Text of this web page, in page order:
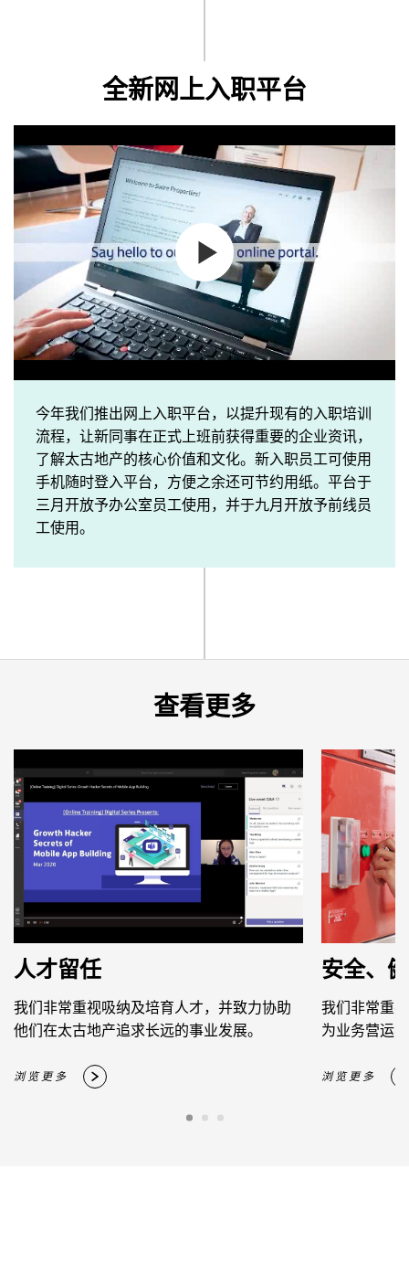
全新网上入职平台
今年我们推出网上入职平台，以提升现有的入职培训
流程，让新同事在正式上班前获得重要的企业资讯，
了解太古地产的核心价值和文化。新入职员工可使用
手机随时登入平台，方便之余还可节约用纸。平台于
三月开放予办公室员工使用，并于九月开放予前线员
工使用。
查看更多
人才留任
我们非常重视吸纳及培育人才，并致力协助
他们在太古地产追求长远的事业发展。
浏览更多
安全、
我们非常重
为业务营运
浏览更多